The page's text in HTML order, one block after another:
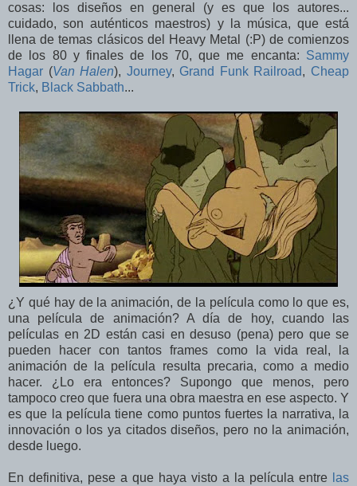
cosas: los diseños en general (y es que los autores...
cuidado, son auténticos maestros) y la música, que está
llena de temas clásicos del Heavy Metal (:P) de comienzos
de los 80 y finales de los 70, que me encanta: Sammy
Hagar (Van Halen), Journey, Grand Funk Railroad, Cheap
Trick, Black Sabbath...
¿Y qué hay de la animación, de la película como lo que es,
una película de animación? A día de hoy, cuando las
películas en 2D están casi en desuso (pena) pero que se
pueden hacer con tantos frames como la vida real, la
animación de la película resulta precaria, como a medio
hacer. ¿Lo era entonces? Supongo que menos, pero
tampoco creo que fuera una obra maestra en ese aspecto. Y
es que la película tiene como puntos fuertes la narrativa, la
innovación o los ya citados diseños, pero no la animación,
desde luego.
En definitiva, pese a que haya visto a la película entre las